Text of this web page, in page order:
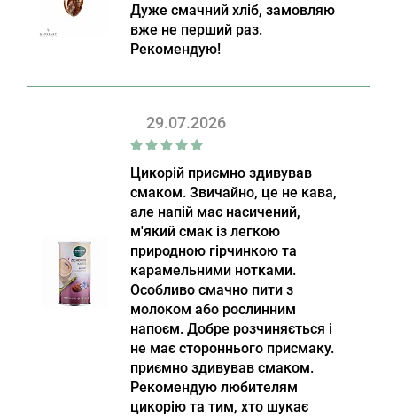
Дуже смачний хліб, замовляю
вже не перший раз.
Рекомендую!
29.07.2026
Цикорій приємно здивував
смаком. Звичайно, це не кава,
але напій має насичений,
м'який смак із легкою
природною гірчинкою та
карамельними нотками.
Особливо смачно пити з
молоком або рослинним
напоєм. Добре розчиняється і
не має стороннього присмаку.
приємно здивував смаком.
Рекомендую любителям
цикорію та тим, хто шукає